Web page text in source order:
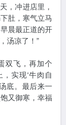
，冲进店里，
肚，寒气立马
晨最正道的开
汤凉了！”
飞，再加个
实现‘牛肉自
底。最后来一
又御寒，幸福